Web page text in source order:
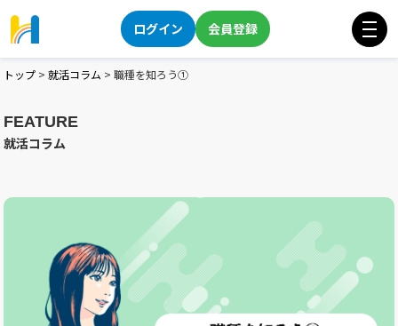
ログイン 会員登録
トップ > 就活コラム > 職種を知ろう①
FEATURE
就活コラム